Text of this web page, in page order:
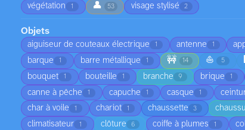
végétation 1 👤 53 visage stylisé 2
Objets
aiguiseur de couteaux électrique 1 antenne 1
barque 1 barre métallique 1 🚧 14 ⛵ 5
bouquet 1 bouteille 1 branche 9 brique 1
canne à pêche 1 capuche 1 casque 1
char à voile 1 chariot 1 chaussette 3
climatisateur 1 clôture 6 coiffe à plumes 1